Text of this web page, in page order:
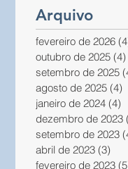
Arquivo
fevereiro de 2026
outubro de 2025 (4)
setembro de 2025
agosto de 2025 (4)
janeiro de 2024 (4)
dezembro de 2023
setembro de 2023
abril de 2023 (3)
fevereiro de 2023